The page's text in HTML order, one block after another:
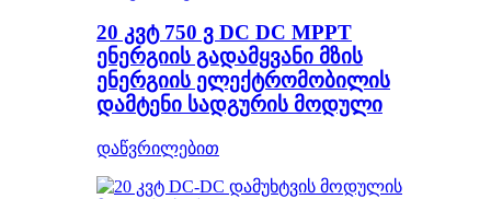
20 კვტ 750 ვ DC DC MPPT
ენერგიის გადამყვანი მზის
ენერგიის ელექტრომობილის
დამტენი სადგურის მოდული
დაწვრილებით